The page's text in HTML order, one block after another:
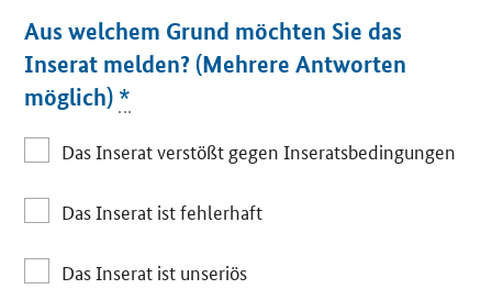
Aus welchem Grund möchten Sie das
Inserat melden? (Mehrere Antworten
möglich) *
Das Inserat verstößt gegen Inseratsbedingungen
Das Inserat ist fehlerhaft
Das Inserat ist unseriös